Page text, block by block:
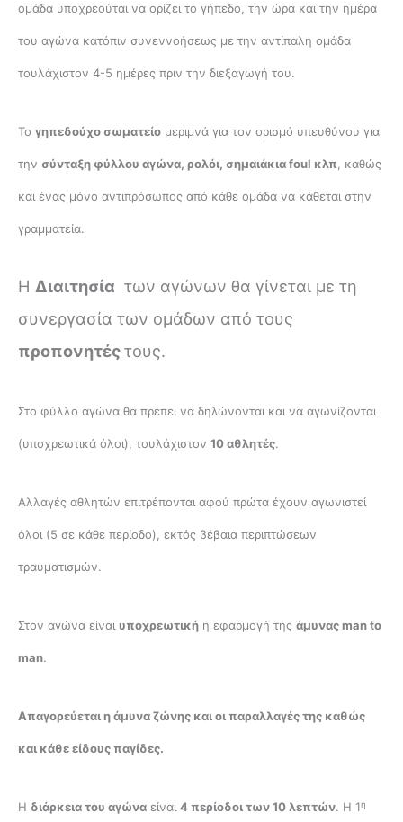
ομάδα υποχρεούται να ορίζει το γήπεδο, την ώρα και την ημέρα
του αγώνα κατόπιν συνεννοήσεως με την αντίπαλη ομάδα
τουλάχιστον 4-5 ημέρες πριν την διεξαγωγή του.
Το γηπεδούχο σωματείο μεριμνά για τον ορισμό υπευθύνου για
την σύνταξη φύλλου αγώνα, ρολόι, σημαιάκιαfoul κλπ, καθώς
και ένας μόνο αντιπρόσωπος από κάθε ομάδα να κάθεται στην
γραμματεία.
Η Διαιτησία των αγώνων θα γίνεται με τη
συνεργασία των ομάδων από τους
προπονητέςτους.
Στο φύλλο αγώνα θα πρέπει να δηλώνονται και να αγωνίζονται
(υποχρεωτικά όλοι), τουλάχιστον 10 αθλητές.
Αλλαγές αθλητών επιτρέπονται αφού πρώτα έχουν αγωνιστεί
όλοι (5 σε κάθε περίοδο), εκτός βέβαια περιπτώσεων
τραυματισμών.
Στον αγώνα είναι υποχρεωτική η εφαρμογή της άμυναςmanto
man.
Απαγορεύεται η άμυνα ζώνης και οι παραλλαγές της καθώς
και κάθε είδους παγίδες.
Η διάρκεια του αγώνα είναι4 περίοδοι των 10 λεπτών. Η 1η